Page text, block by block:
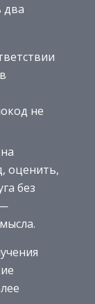
два
не
оценить,
без